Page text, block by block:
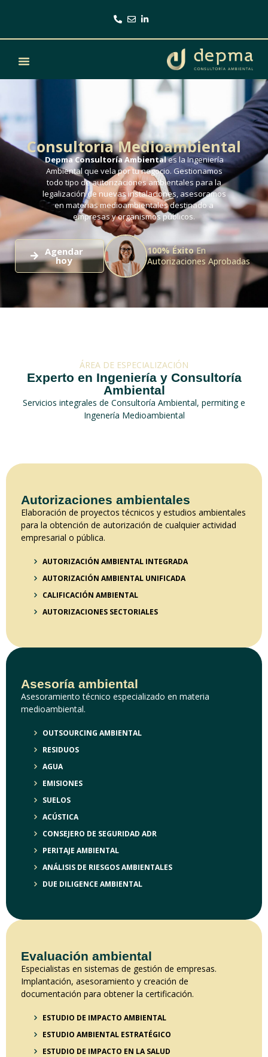
Consultoría Medioambiental
Depma Consultoría Ambientales la Ingeniería
Ambiental que vela por tu negocio. Gestionamos
todo tipo de autorizaciones ambientales para la
legalización de nuevas instalaciones, asesoramos
en materias medioambientales destinado a
empresas y organismos públicos.
Agendar
hoy
100% ÉxitoEn
Autorizaciones Aprobadas
ÁREA DE ESPECIALIZACIÓN
Experto en Ingeniería y Consultoría
Ambiental
Servicios integrales de Consultoría Ambiental, permiting e
Ingenería Medioambiental
Autorizaciones ambientales
Elaboración de proyectos técnicos y estudios ambientales
para la obtención de autorización de cualquier actividad
empresarial o pública.
AUTORIZACIÓN AMBIENTAL INTEGRADA
AUTORIZACIÓN AMBIENTAL UNIFICADA
CALIFICACIÓN AMBIENTAL
AUTORIZACIONES SECTORIALES
Asesoría ambiental
Asesoramiento técnico especializado en materia
medioambiental.
OUTSOURCING AMBIENTAL
RESIDUOS
AGUA
EMISIONES
SUELOS
ACÚSTICA
CONSEJERO DE SEGURIDAD ADR
PERITAJE AMBIENTAL
ANÁLISIS DE RIESGOS AMBIENTALES
DUE DILIGENCE AMBIENTAL
Evaluación ambiental
Especialistas en sistemas de gestión de empresas.
Implantación, asesoramiento y creación de
documentación para obtener la certificación.
ESTUDIO DE IMPACTO AMBIENTAL
ESTUDIO AMBIENTAL ESTRATÉGICO
ESTUDIO DE IMPACTO EN LA SALUD